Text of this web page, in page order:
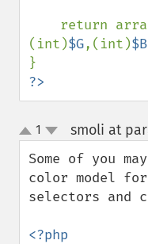
return
(int)$G,(int)$B
?>
up
down
1 smoli at
Some of you
color model
selectors and
<?php